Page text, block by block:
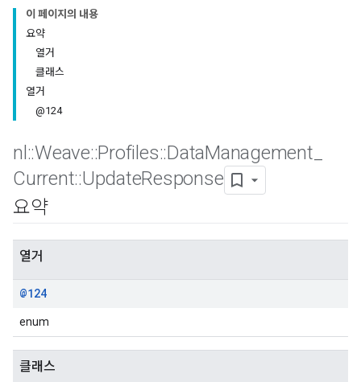
이 페이지의 내용
요약
열거
클래스
열거
@124
nl ::Weave::Profiles::DataManagement
Current::UpdateResponse
요약
열거
@124
enum
클래스